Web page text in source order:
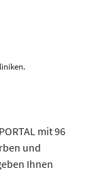
mit 96
und
Ihnen